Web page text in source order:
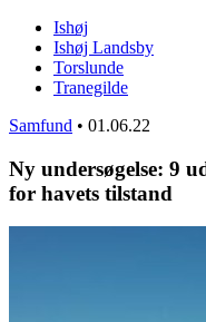
Ishøj
Ishøj Landsby
Torslunde
Tranegilde
Samfund • 01.06.22
Ny undersøgelse: 9
for havets tilstand